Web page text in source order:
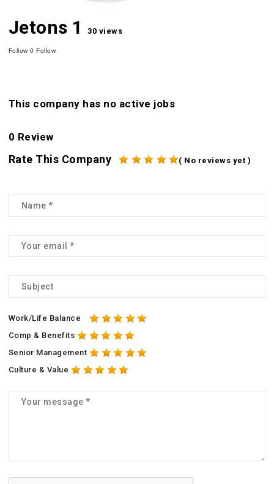
Jetons 1 30 views
Follow0 Follow
This company has no active jobs
0 Review
Rate This Company ( No reviews yet )
Work/Life Balance
Comp & Benefits
Senior Management
Culture & Value